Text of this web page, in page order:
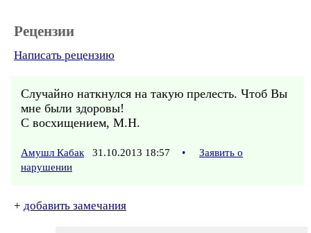
Рецензии
Написать рецензию
Случайно наткнулся на такую прелесть. Чтоб Вы
мне были здоровы!
С восхищением, М.Н.
Амушл Кабак 31.10.2013 18:57 •
Заявить о
нарушении
+ добавить замечания